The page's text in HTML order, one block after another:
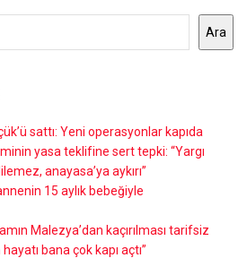
Ara
sattı: Yeni operasyonlar kapıda
yasa teklifine sert tepki: “Yargı
anayasa’ya aykırı”
15 aylık bebeğiyle
Malezya’dan kaçırılması tarifsiz
bana çok kapı açtı”